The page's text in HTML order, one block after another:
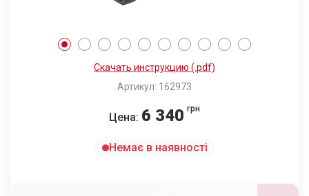
Скачать инструкцию (.pdf)
Артикул: 162973
Цена: 6 340 грн
Немає в наявності